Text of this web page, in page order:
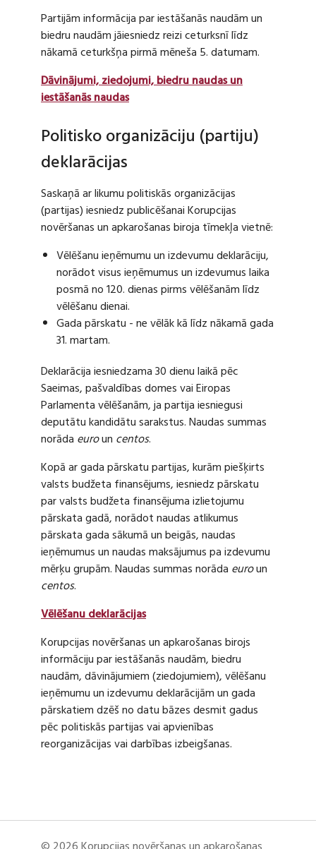
Partijām informācija par iestāšanās naudām un
biedru naudām jāiesniedz reizi ceturksnī līdz
nākamā ceturkšņa pirmā mēneša 5. datumam.
Dāvinājumi, ziedojumi, biedru naudas un
iestāšanās naudas
Politisko organizāciju (partiju)
deklarācijas
Saskaņā ar likumu politiskās organizācijas
(partijas) iesniedz publicēšanai Korupcijas
novēršanas un apkarošanas biroja tīmekļa vietnē:
Vēlēšanu ieņēmumu un izdevumu deklarāciju,
norādot visus ieņēmumus un izdevumus laika
posmā no 120. dienas pirms vēlēšanām līdz
vēlēšanu dienai.
Gada pārskatu - ne vēlāk kā līdz nākamā gada
31. martam.
Deklarācija iesniedzama 30 dienu laikā pēc
Saeimas, pašvaldības domes vai Eiropas
Parlamenta vēlēšanām, ja partija iesniegusi
deputātu kandidātu sarakstus. Naudas summas
norāda euroun centos.
Kopā ar gada pārskatu partijas, kurām piešķirts
valsts budžeta finansējums, iesniedz pārskatu
par valsts budžeta finansējuma izlietojumu
pārskata gadā, norādot naudas atlikumus
pārskata gada sākumā un beigās, naudas
ieņēmumus un naudas maksājumus pa izdevumu
mērķu grupām. Naudas summas norāda euroun
centos.
Vēlēšanu deklarācijas
Korupcijas novēršanas un apkarošanas birojs
informāciju par iestāšanās naudām, biedru
naudām, dāvinājumiem (ziedojumiem), vēlēšanu
ieņēmumu un izdevumu deklarācijām un gada
pārskatiem dzēš no datu bāzes desmit gadus
pēc politiskās partijas vai apvienības
reorganizācijas vai darbības izbeigšanas.